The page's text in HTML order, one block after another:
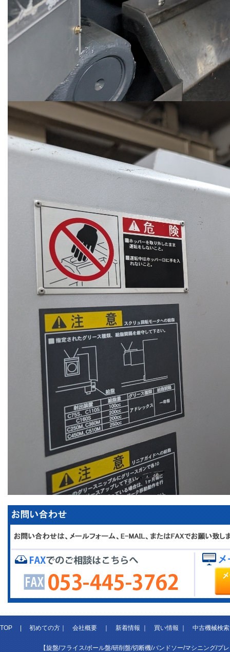
TOP|初めての方｜会社概要｜新着情報｜買い情報｜中古機械検索
【旋盤/フライス/ボール盤/研削盤/切断機/バンドソー/マシニング/プ